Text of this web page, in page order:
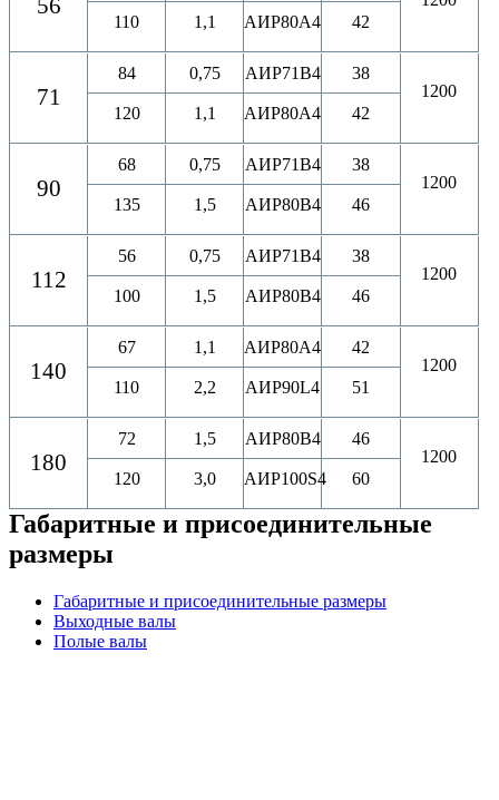
110 1,1 АИР80A4 42
71
84
120
0,75
1,1
АИР71B4
АИР80A4
38
42
1200
90
68
135
0,75
1,5
АИР71B4
АИР80B4
38
46
1200
112
56
100
0,75
1,5
АИР71B4
АИР80B4
38
46
1200
140
67
110
1,1
2,2
АИР80A4
АИР90L4
42
51
1200
180
72
120
1,5
3,0
АИР80B4
АИР100S4
46
60
1200
Габаритные и присоединительные
размеры
Габаритные и присоединительные размеры
Выходные валы
Полые валы